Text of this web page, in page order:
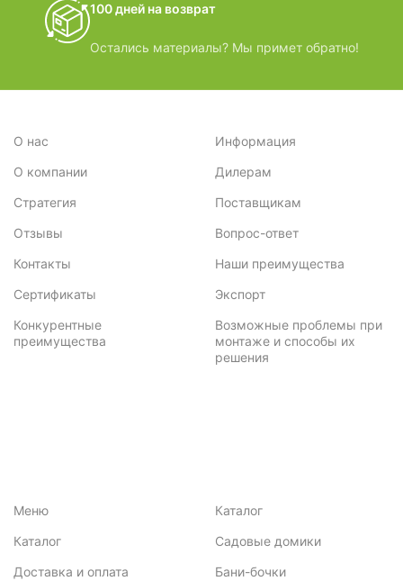
100 дней на возврат
Остались материалы? Мы примет обратно!
О нас
О компании
Стратегия
Отзывы
Контакты
Сертификаты
Конкурентные
преимущества
Информация
Дилерам
Поставщикам
Вопрос-ответ
Наши преимущества
Экспорт
Возможные проблемы при
монтаже и способы их
решения
Меню
Каталог
Доставка и оплата
Каталог
Садовые домики
Бани-бочки